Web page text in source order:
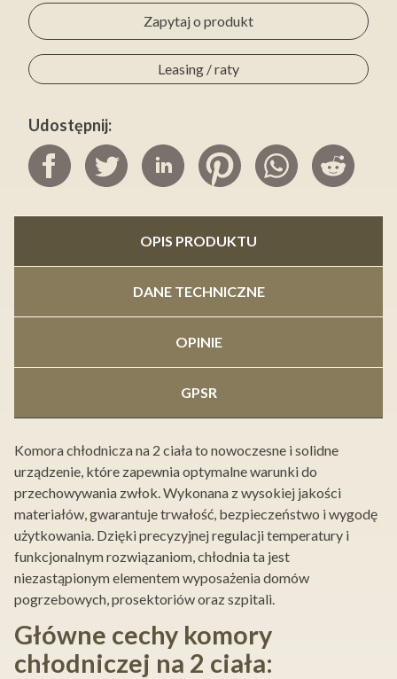
Zapytaj o produkt
Leasing / raty
Udostępnij:
OPIS PRODUKTU
DANE TECHNICZNE
OPINIE
GPSR
Komora chłodnicza na 2 ciała to nowoczesne i solidne
urządzenie, które zapewnia optymalne warunki do
przechowywania zwłok. Wykonana z wysokiej jakości
materiałów, gwarantuje trwałość, bezpieczeństwo i wygodę
użytkowania. Dzięki precyzyjnej regulacji temperatury i
funkcjonalnym rozwiązaniom, chłodnia ta jest
niezastąpionym elementem wyposażenia domów
pogrzebowych, prosektoriów oraz szpitali.
Główne cechy komory
chłodniczej na 2 ciała: